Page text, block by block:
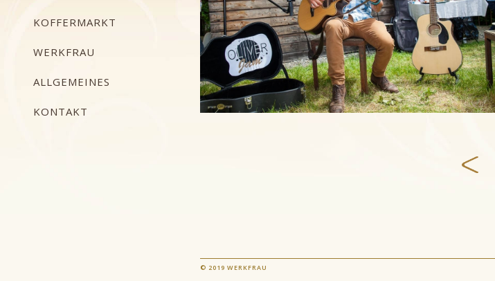
KOFFERMARKT
WERKFRAU
ALLGEMEINES
KONTAKT
© 2019 WERKFRAU